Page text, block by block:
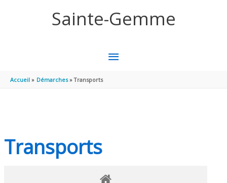
Sainte-Gemme
MENU
Accueil Démarches Transports
Transports